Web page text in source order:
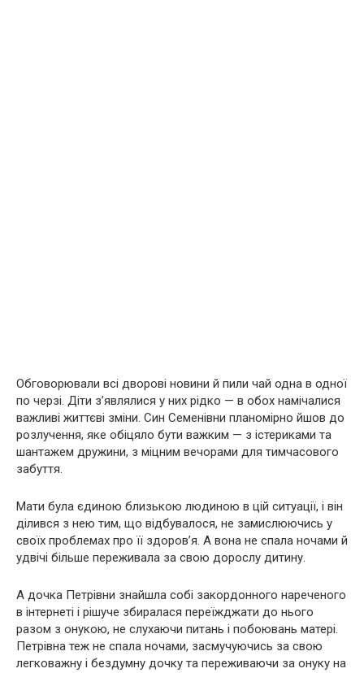
Обговорювали всі дворові новини й пили чай одна в одної
по черзі. Діти з’являлися у них рідко — в обох намічалися
важливі життєві зміни. Син Семенівни планомірно йшов до
розлучення, яке обіцяло бути важким — з істериками та
шантажем дружини, з міцним вечорами для тимчасового
забуття.
Мати була єдиною близькою людиною в цій ситуації, і він
ділився з нею тим, що відбувалося, не замислюючись у
своїх проблемах про її здоров’я. А вона не спала ночами й
удвічі більше переживала за свою дорослу дитину.
А дочка Петрівни знайшла собі закордонного нареченого
в інтернеті і рішуче збиралася переїжджати до нього
разом з онукою, не слухаючи питань і побоювань матері.
Петрівна теж не спала ночами, засмучуючись за свою
легковажну і бездумну дочку та переживаючи за онуку на